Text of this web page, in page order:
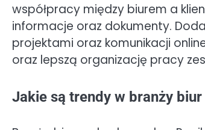
współpracy między biurem a
informacje oraz dokumenty.
projektami oraz komunikacji
oraz lepszą organizację pracy
Jakie są trendy w branży